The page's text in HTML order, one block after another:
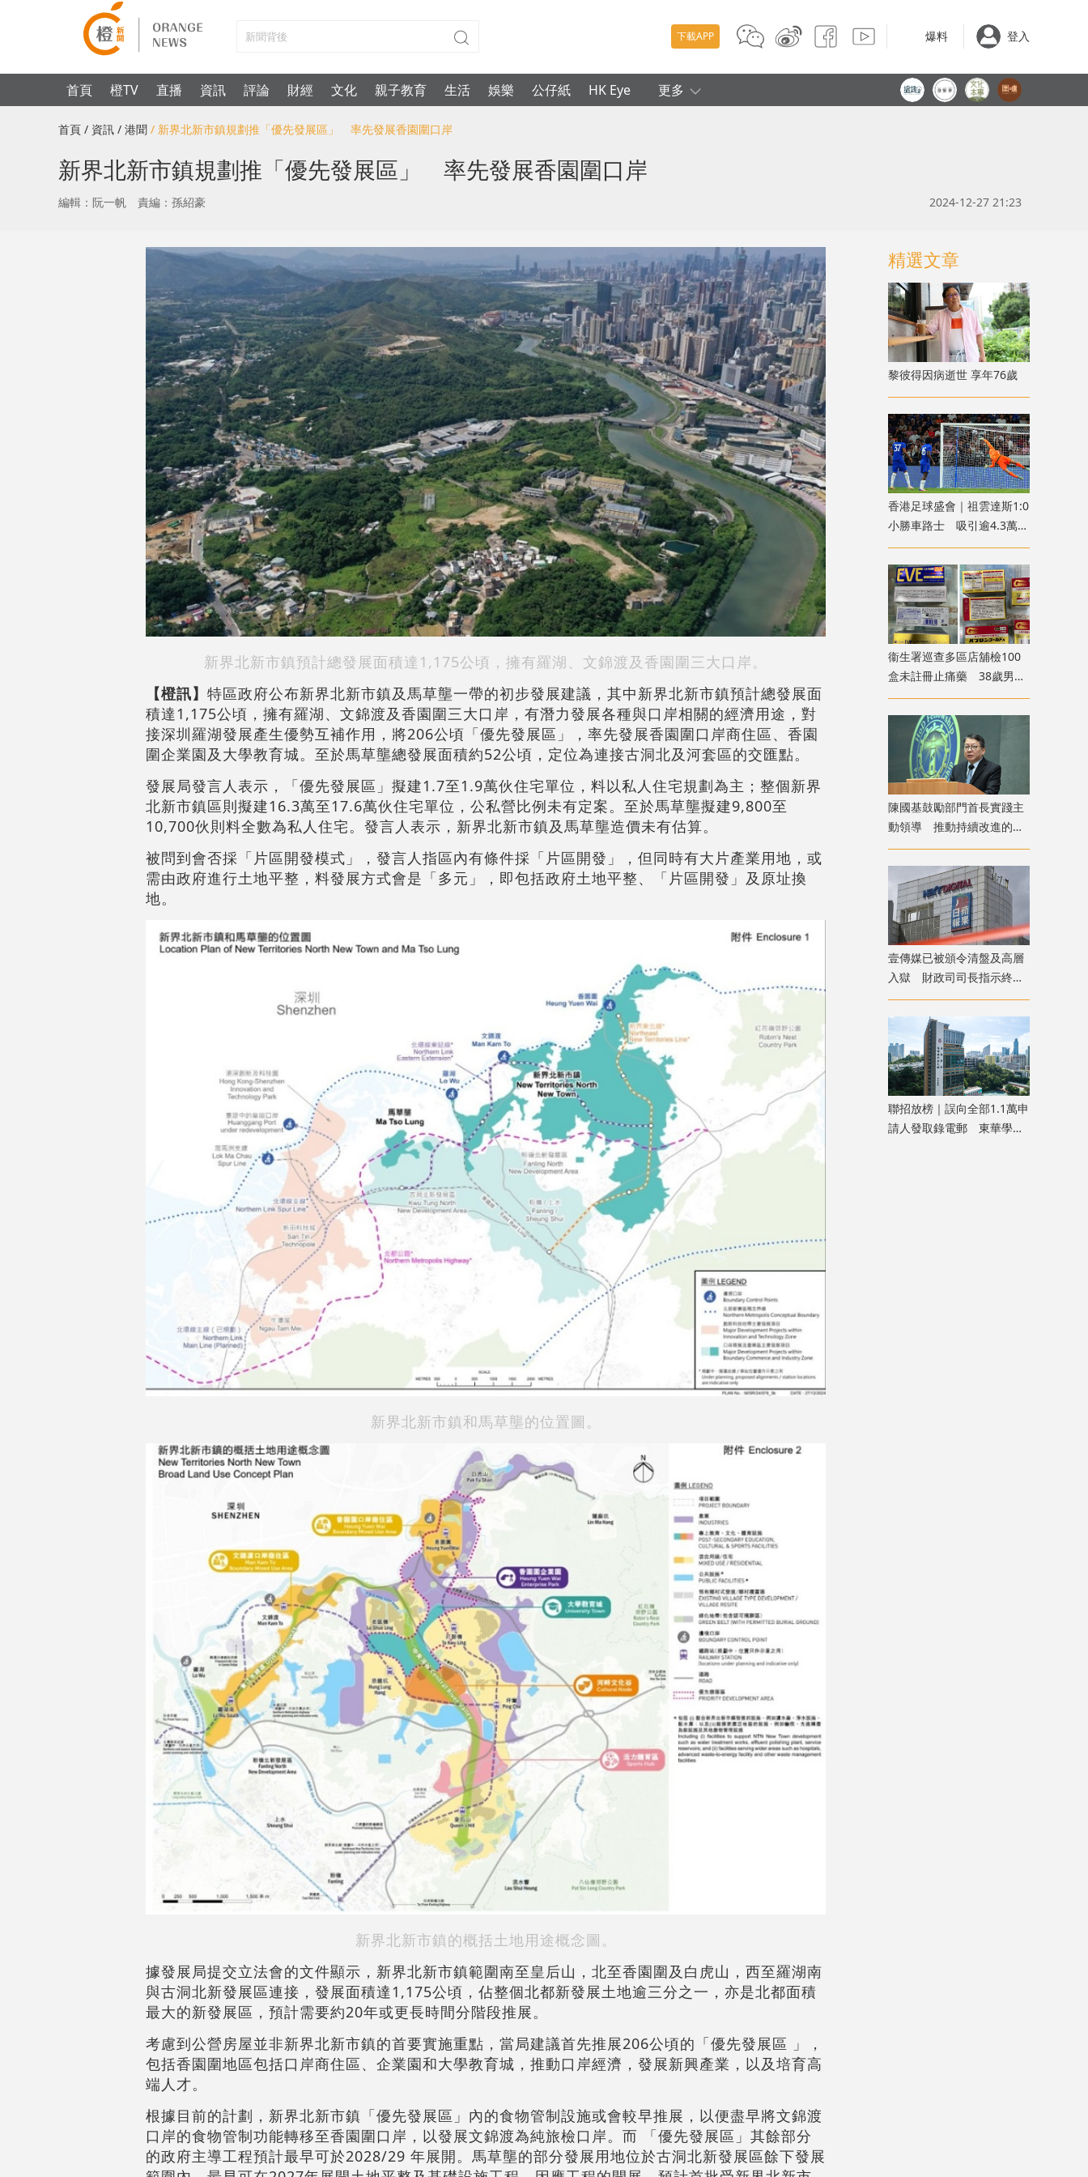
下載APP 爆料 登入
首頁 橙TV 直播 資訊 評論 財經 文化 親子教育 生活 娛樂 公仔紙 HK Eye 更多
首頁 / 資訊 / 港聞 / 新界北新市鎮規劃推「優先發展區」 率先發展香園圍口岸
新界北新市鎮規劃推「優先發展區」 率先發展香園圍口岸
編輯：阮一帆 責編：孫紹豪 2024-12-27 21:23
新界北新市鎮預計總發展面積達1,175公頃，擁有羅湖、文錦渡及香園圍三大口岸。
【橙訊】 特區政府公布新界北新市鎮及馬草壟一帶的初步發展建議，其中新界北新市鎮預計總發展面
積達1,175公頃，擁有羅湖、文錦渡及香園圍三大口岸，有潛力發展各種與口岸相關的經濟用途，對
接深圳羅湖發展產生優勢互補作用，將206公頃「優先發展區」，率先發展香園圍口岸商住區、香園
圍企業園及大學教育城。至於馬草壟總發展面積約52公頃，定位為連接古洞北及河套區的交匯點。
發展局發言人表示，「優先發展區」擬建1.7至1.9萬伙住宅單位，料以私人住宅規劃為主；整個新界
北新市鎮區則擬建16.3萬至17.6萬伙住宅單位，公私營比例未有定案。至於馬草壟擬建9,800至
10,700伙則料全數為私人住宅。發言人表示，新界北新市鎮及馬草壟造價未有估算。
被問到會否採「片區開發模式」，發言人指區內有條件採「片區開發」，但同時有大片產業用地，或
需由政府進行土地平整，料發展方式會是「多元」，即包括政府土地平整、「片區開發」及原址換
地。
新界北新市鎮和馬草壟的位置圖。
新界北新市鎮的概括土地用途概念圖。
據發展局提交立法會的文件顯示，新界北新市鎮範圍南至皇后山，北至香園圍及白虎山，西至羅湖南
與古洞北新發展區連接，發展面積達1,175公頃，佔整個北都新發展土地逾三分之一，亦是北都面積
最大的新發展區，預計需要約20年或更長時間分階段推展。
考慮到公營房屋並非新界北新市鎮的首要實施重點，當局建議首先推展206公頃的「優先發展區 」，
包括香園圍地區包括口岸商住區、企業園和大學教育城，推動口岸經濟，發展新興產業，以及培育高
端人才。
根據目前的計劃，新界北新市鎮「優先發展區」內的食物管制設施或會較早推展，以便盡早將文錦渡
口岸的食物管制功能轉移至香園圍口岸，以發展文錦渡為純旅檢口岸。而 「優先發展區」其餘部分
的政府主導工程預計最早可於2028/29 年展開。馬草壟的部分發展用地位於古洞北新發展區餘下發展
精選文章
黎彼得因病逝世 享年76歲
香港足球盛會｜祖雲達斯1:0
小勝車路士 吸引逾4.3萬球
迷入場
衞生署巡查多區店舖檢100
盒未註冊止痛藥 38歲男子
被捕
陳國基鼓勵部門首長實踐主
動領導 推動持續改進的正
面文化
壹傳媒已被頒令清盤及高層
入獄 財政司司長指示終止
調查壹傳媒事務
聯招放榜｜誤向全部1.1萬申
請人發取錄電郵 東華學院